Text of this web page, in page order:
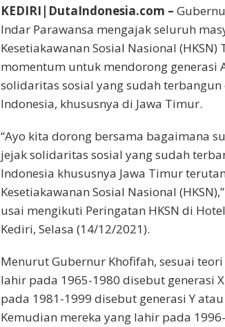
KEDIRI|DutaIndonesia.com –
Indar Parawansa mengajak seluruh
Kesetiakawanan Sosial Nasional (HKSN)
momentum untuk mendorong generasi
solidaritas sosial yang sudah
Indonesia, khususnya di Jawa Timur.
“Ayo kita dorong bersama bagaimana
jejak solidaritas sosial yang sudah
Indonesia khususnya Jawa Timur
Kesetiakawanan Sosial Nasional
usai mengikuti Peringatan HKSN di
Kediri, Selasa (14/12/2021).
Menurut Gubernur Khofifah, sesuai
lahir pada 1965-1980 disebut generasi
pada 1981-1999 disebut generasi Y
Kemudian mereka yang lahir pada